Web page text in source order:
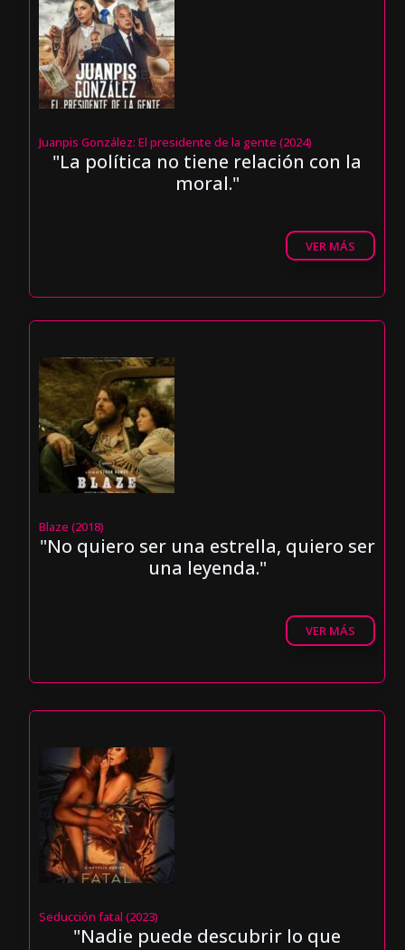
Juanpis González: El presidente de la gente (2024)
"La política no tiene relación con la
moral."
VER MÁS
Blaze (2018)
"No quiero ser una estrella, quiero ser
una leyenda."
VER MÁS
Seducción fatal (2023)
"Nadie puede descubrir lo que